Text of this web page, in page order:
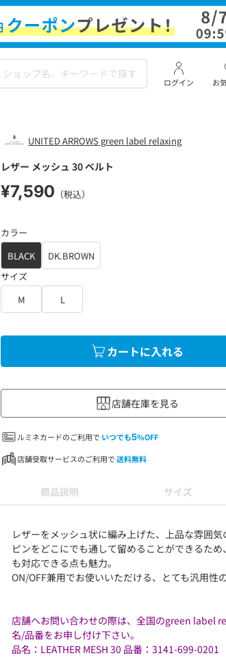
お
ログイン
UNITED ARROWS green label relaxing
レザー メッシュ 30 ベルト
¥7,590 （税込）
カラー
BLACK
DK.BROWN
サイズ
M
L
カートに入れる
店舗在庫を見る
ルミネカードのご利用で いつでも5%OFF
店舗受取サービスのご利用で送料無料
商品説明 サイズ
レザーをメッシュ状に編み上げた、上品な雰囲気
ピンをどこにでも通して留めることができるた
も対応できる点も魅力。
ON/OFF兼用でお使いいただける、とても汎用性
店舗へお問い合わせの際は、全国のgreen label
名/品番をお申し付け下さい。
品名：LEATHER MESH 30 品番：3141-699-0201